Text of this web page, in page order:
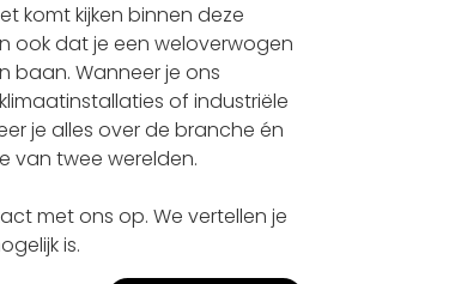
komt kijken binnen deze
ook dat je een weloverwogen
baan. Wanneer je ons
of industriële
je alles over de branche én
van twee werelden.
met ons op. We vertellen je
is.